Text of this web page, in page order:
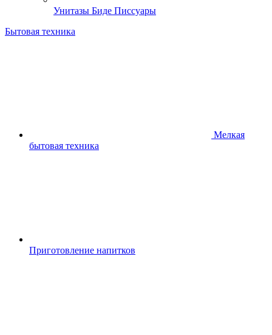
Унитазы Биде Писсуары
Бытовая техника
Мелкая
бытовая техника
Приготовление напитков